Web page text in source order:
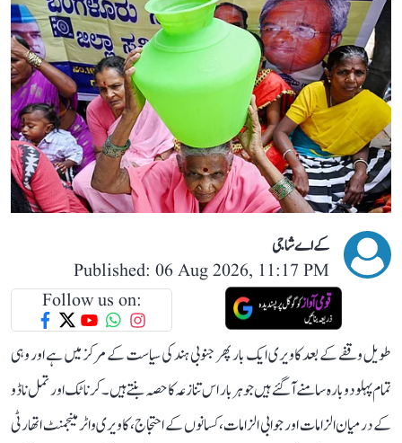
کے اے شاجی
Published: 06 Aug 2026, 11:17 PM
Follow us on:
طویل وقفے کے بعد کاویری ایک بار پھر جنوبی ہند کی سیاست کے مرکز میں ہے اور وہی
تمام پہلو دوبارہ سامنے آ گئے ہیں جو ہر بار اس تنازعہ کا حصہ بنتے ہیں۔ کرناٹک اور تمل ناڈو
کے درمیان الزامات اور جوابی الزامات، کسانوں کے احتجاج، کاویری واٹر مینجمنٹ اتھارٹی